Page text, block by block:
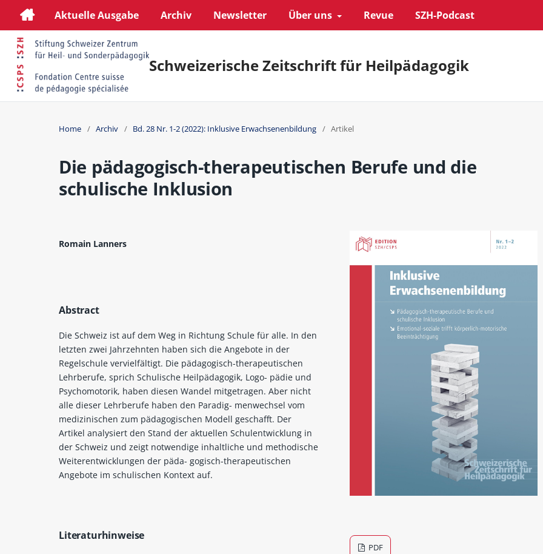
Aktuelle Ausgabe Archiv Newsletter Über uns Revue SZH-Podcast
Schweizerische Zeitschrift für Heilpädagogik
Home / Archiv / Bd. 28 Nr. 1-2 (2022): Inklusive Erwachsenenbildung / Artikel
Die pädagogisch-therapeutischen Berufe und die
schulische Inklusion
Romain Lanners
Abstract
Die Schweiz ist auf dem Weg in Richtung Schule für alle. In den
letzten zwei Jahrzehnten haben sich die Angebote in der
Regelschule vervielfältigt. Die pädagogisch-therapeutischen
Lehrberufe, sprich Schulische Heilpädagogik, Logo- pädie und
Psychomotorik, haben diesen Wandel mitgetragen. Aber nicht
alle dieser Lehrberufe haben den Paradig- menwechsel vom
medizinischen zum pädagogischen Modell geschafft. Der
Artikel analysiert den Stand der aktuellen Schulentwicklung in
der Schweiz und zeigt notwendige inhaltliche und methodische
Weiterentwicklungen der päda- gogisch-therapeutischen
Angebote im schulischen Kontext auf.
Literaturhinweise
PDF